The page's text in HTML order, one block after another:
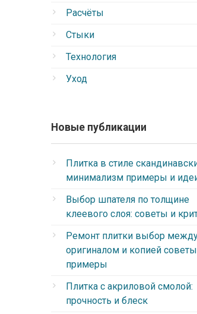
Расчёты
Стыки
Технология
Уход
Новые публикации
Плитка в стиле
минимализм примеры и
Выбор шпателя по толщине
клеевого слоя: советы и
Ремонт плитки выбор
оригиналом и копией
примеры
Плитка с акриловой смолой:
прочность и блеск